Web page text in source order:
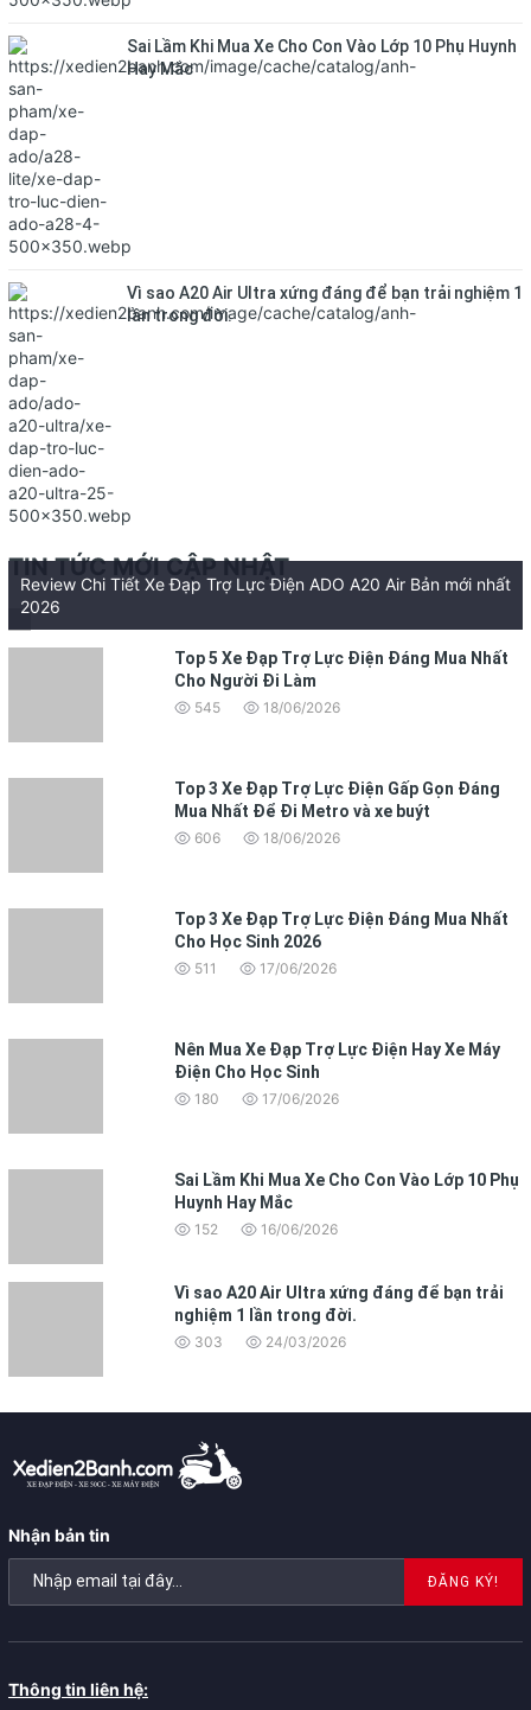
Sai Lầm Khi Mua Xe Cho Con Vào Lớp 10 Phụ Huynh
Hay Mắc
Vì sao A20 Air Ultra xứng đáng để bạn trải nghiệm 1
lần trong đời.
TIN TỨC MỚI CẬP NHẬT
Review Chi Tiết Xe Đạp Trợ Lực Điện ADO A20 Air Bản mới nhất
2026
Top 5 Xe Đạp Trợ Lực Điện Đáng Mua Nhất
Cho Người Đi Làm
545 18/06/2026
Top 3 Xe Đạp Trợ Lực Điện Gấp Gọn Đáng
Mua Nhất Để Đi Metro và xe buýt
606 18/06/2026
Top 3 Xe Đạp Trợ Lực Điện Đáng Mua Nhất
Cho Học Sinh 2026
511 17/06/2026
Nên Mua Xe Đạp Trợ Lực Điện Hay Xe Máy
Điện Cho Học Sinh
180 17/06/2026
Sai Lầm Khi Mua Xe Cho Con Vào Lớp 10 Phụ
Huynh Hay Mắc
152 16/06/2026
Vì sao A20 Air Ultra xứng đáng để bạn trải
nghiệm 1 lần trong đời.
303 24/03/2026
Nhận bản tin
ĐĂNG KÝ!
Thông tin liên hệ: